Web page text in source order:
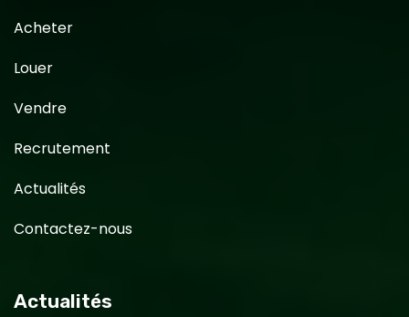
Acheter
Louer
Vendre
Recrutement
Actualités
Contactez-nous
Actualités